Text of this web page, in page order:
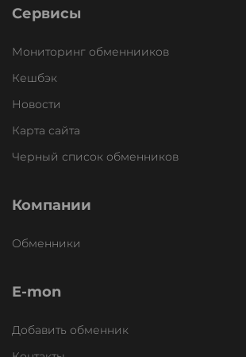
Сервисы
Мониторинг обменнииков
Кешбэк
Новости
Карта сайта
Черный список обменников
Компании
Обменники
E-mon
Добавить обменник